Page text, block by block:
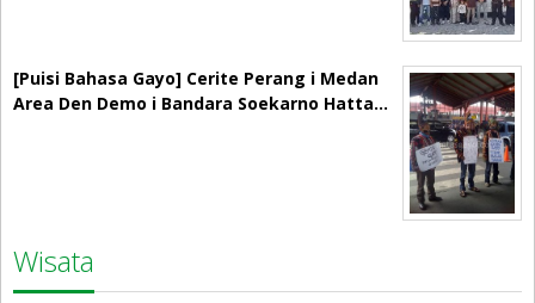
[Puisi Bahasa Gayo] Cerite Perang i Medan
Area Den Demo i Bandara Soekarno Hatta…
Wisata